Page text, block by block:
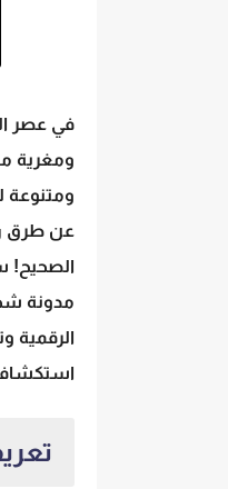
في عصر
ومغرية
ومتنوعة
عن طرق
الصحيح!
مدونة
الرقمية
استكشاف